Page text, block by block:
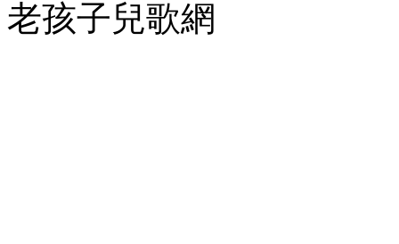
老孩子兒歌網